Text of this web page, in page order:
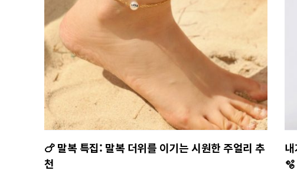
🍗 말복 특집: 말복 더위를 이기는 시원한 주얼리 추
천
🫧